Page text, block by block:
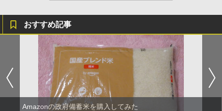
おすすめ記事
Amazonの政府備蓄米を購入してみた